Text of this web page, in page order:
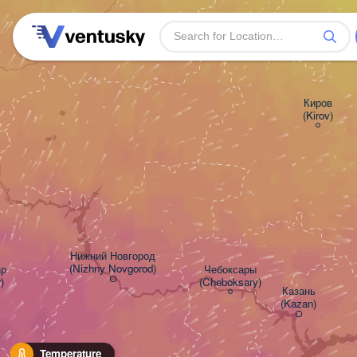
Temperature
Нижний Новгород
(Nizhny Novgorod)
Казань
(Kazan)
Киров
(Kirov)
Чебоксары
(Cheboksary)